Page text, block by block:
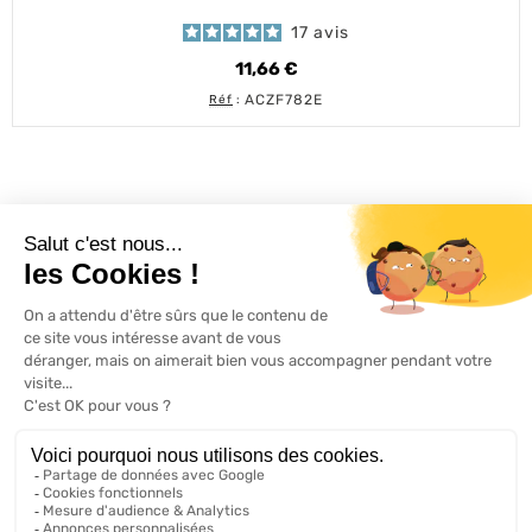
17 avis
11,66 €
Prix
Réf : ACZF782E
L'ACTU 100% VOLET ROULANT

SERVICES
INFORMATIONS
A propos de 100% volets roulant